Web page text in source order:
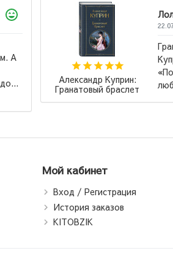
браслет, Суламифь и другие повести
лично не понравились. Но вот повесть
теперь моё самое, самое, самое
Ради повест...→
Мой кабинет
Вход / Регистрация
История заказов
KITOBZIK